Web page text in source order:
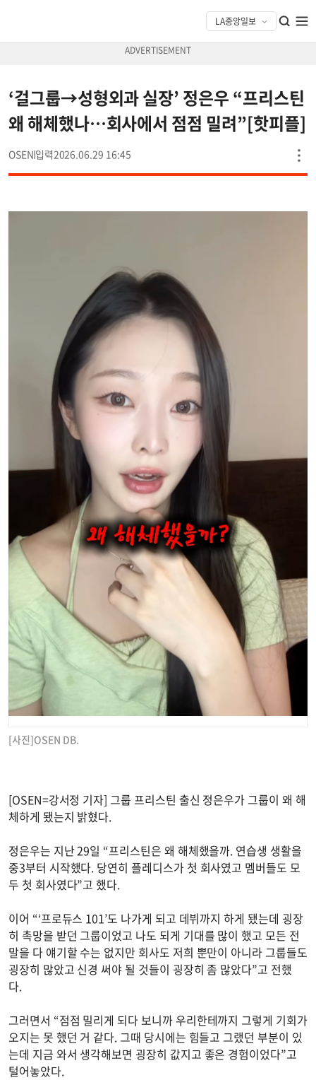
‘걸그룹→성형외과 실장’ 정은우 “프리스틴
왜 해체했나…회사에서 점점 밀려”[핫피플]
OSEN 2026.06.29 16:45
[사진]OSEN DB.
[OSEN=강서정 기자] 그룹 프리스틴 출신 정은우가 그룹이 왜 해
체하게 됐는지 밝혔다.
정은우는 지난 29일 “프리스틴은 왜 해체했을까. 연습생 생활을
중3부터 시작했다. 당연히 플레디스가 첫 회사였고 멤버들도 모
두 첫 회사였다”고 했다.
이어 “‘프로듀스 101’도 나가게 되고 데뷔까지 하게 됐는데 굉장
히 촉망을 받던 그룹이었고 나도 되게 기대를 많이 했고 모든 전
말을 다 얘기할 수는 없지만 회사도 저희 뿐만이 아니라 그룹들도
굉장히 많았고 신경 써야 될 것들이 굉장히 좀 많았다”고 전했
다.
그러면서 “점점 밀리게 되다 보니까 우리한테까지 그렇게 기회가
오지는 못 했던 거 같다. 그때 당시에는 힘들고 그랬던 부분이 있
는데 지금 와서 생각해보면 굉장히 값지고 좋은 경험이었다”고
털어놓았다.